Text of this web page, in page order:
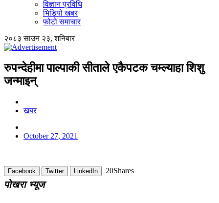
विज्ञान प्रविधि
भिडियो खबर
फोटो समाचार
२०८३ साउन २३, शनिबार
रुपन्देहीमा पाल्पाकी सीताले एकैपटक चम्ल्याहा शिशु
जन्माइन्
खबर
October 27, 2021
Facebook Twitter LinkedIn 20Shares
पोखरा भ्यूज